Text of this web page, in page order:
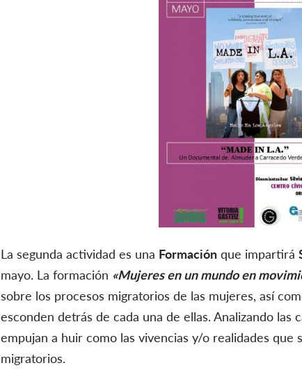
La segunda actividad es una Formación que impartirá
mayo. La formación «Mujeres en un mundo en
sobre los procesos migratorios de las mujeres, así
esconden detrás de cada una de ellas. Analizando las
empujan a huir como las vivencias y/o realidades que
migratorios.